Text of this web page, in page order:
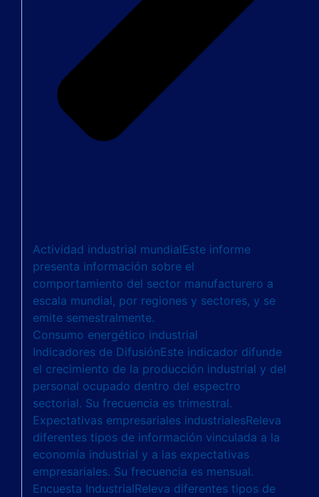
Actividad industrial mundialEste informe
presenta información sobre el
comportamiento del sector manufacturero a
escala mundial, por regiones y sectores, y se
emite semestralmente.
Consumo energético industrial
Indicadores de DifusiónEste indicador difunde
el crecimiento de la producción industrial y del
personal ocupado dentro del espectro
sectorial. Su frecuencia es trimestral.
Expectativas empresariales industrialesReleva
diferentes tipos de información vinculada a la
economía industrial y a las expectativas
empresariales. Su frecuencia es mensual.
Encuesta IndustrialReleva diferentes tipos de